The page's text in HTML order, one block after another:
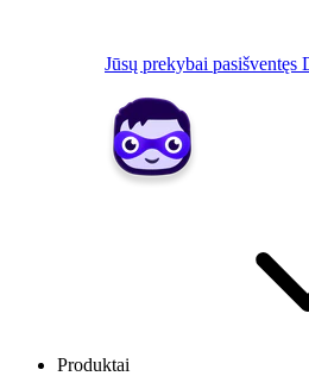
Jūsų prekybai pasišventęs
Produktai